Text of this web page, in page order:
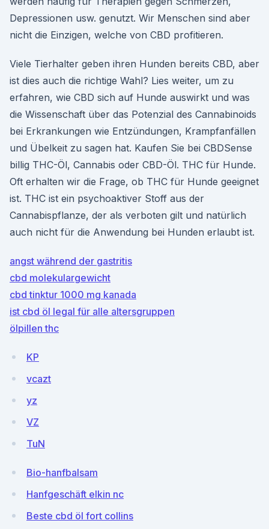
Depressionen usw. genutzt. Wir Menschen sind aber
nicht die Einzigen, welche von CBD profitieren.
Viele Tierhalter geben ihren Hunden bereits CBD, aber
ist dies auch die richtige Wahl? Lies weiter, um zu
erfahren, wie CBD sich auf Hunde auswirkt und was
die Wissenschaft über das Potenzial des Cannabinoids
bei Erkrankungen wie Entzündungen, Krampfanfällen
und Übelkeit zu sagen hat. Kaufen Sie bei CBDSense
billig THC-Öl, Cannabis oder CBD-Öl. THC für Hunde.
Oft erhalten wir die Frage, ob THC für Hunde geeignet
ist. THC ist ein psychoaktiver Stoff aus der
Cannabispflanze, der als verboten gilt und natürlich
auch nicht für die Anwendung bei Hunden erlaubt ist.
angst während der gastritis
cbd molekulargewicht
cbd tinktur 1000 mg kanada
ist cbd öl legal für alle altersgruppen
ölpillen thc
KP
vcazt
yz
VZ
TuN
Bio-hanfbalsam
Hanfgeschäft elkin nc
Beste cbd öl fort collins